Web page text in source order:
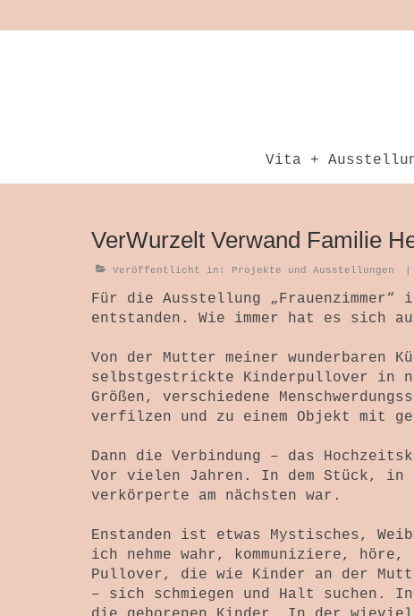
Vita +
VerWurzelt Verwand Familie
Veröffentlicht in: Projekte und Ausstellungen
Für die Ausstellung
entstanden. Wie immer hat es sich
Von der Mutter meiner wunderbaren
selbstgestrickte Kinderpullover in
Größen, verschiedene
verfilzen und zu einem Objekt mit
Dann die Verbindung – das
Vor vielen Jahren. In dem Stück,
verkörperte am nächsten war.
Enstanden ist etwas Mystisches,
ich nehme wahr, kommuniziere,
Pullover, die wie Kinder an der
– sich schmiegen und Halt suchen.